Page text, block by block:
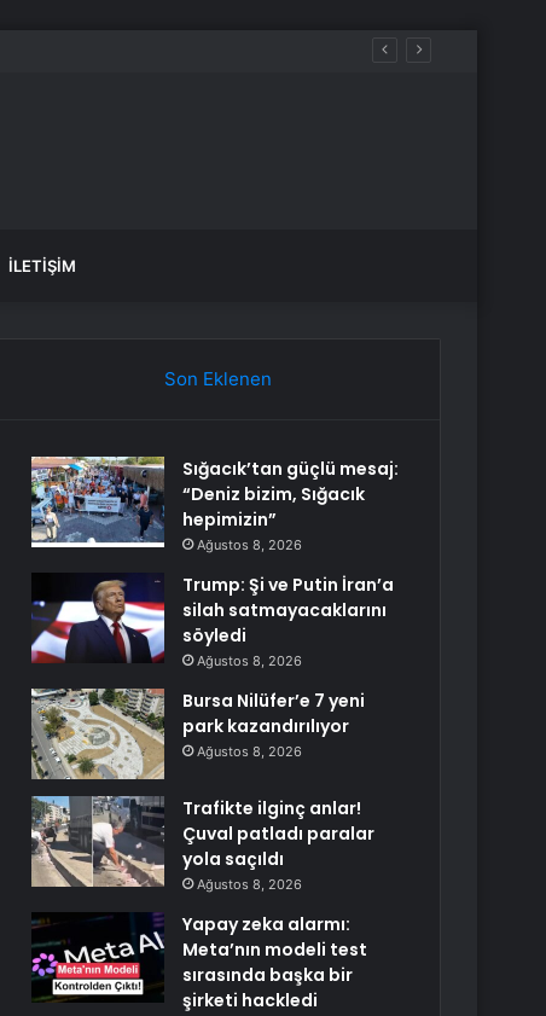
İLETIŞIM
Son Eklenen
Sığacık’tan güçlü mesaj:
“Deniz bizim, Sığacık
hepimizin”
Ağustos 8, 2026
Trump: Şi ve Putin İran’a
silah satmayacaklarını
söyledi
Ağustos 8, 2026
Bursa Nilüfer’e 7 yeni
park kazandırılıyor
Ağustos 8, 2026
Trafikte ilginç anlar!
Çuval patladı paralar
yola saçıldı
Ağustos 8, 2026
Yapay zeka alarmı:
Meta’nın modeli test
sırasında başka bir
şirketi hackledi